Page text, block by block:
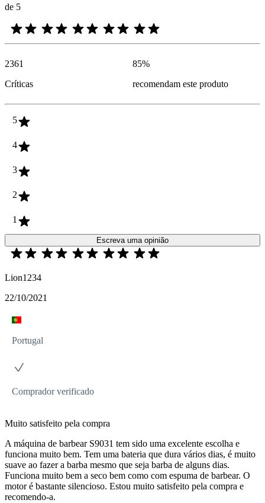
de 5
2361
Críticas
85%
recomendam este produto
5
4
3
2
1
Escreva uma opinião
Lion1234
22/10/2021
Portugal
Comprador verificado
Muito satisfeito pela compra
A máquina de barbear S9031 tem sido uma excelente escolha e
funciona muito bem. Tem uma bateria que dura vários dias, é muito
suave ao fazer a barba mesmo que seja barba de alguns dias.
Funciona muito bem a seco bem como com espuma de barbear. O
motor é bastante silencioso. Estou muito satisfeito pela compra e
recomendo-a.